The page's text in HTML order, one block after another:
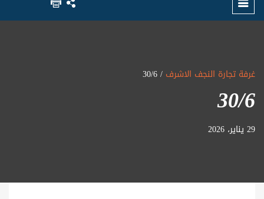
غرفة تجارة النجف الاشرف / 30/6
30/6
29 يناير، 2026